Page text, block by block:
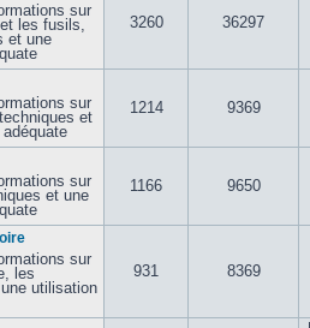
sur
les fusils,
et une
3260 36297
sur
et
1214 9369
sur
et une
1166 9650
sur
les
utilisation
931 8369